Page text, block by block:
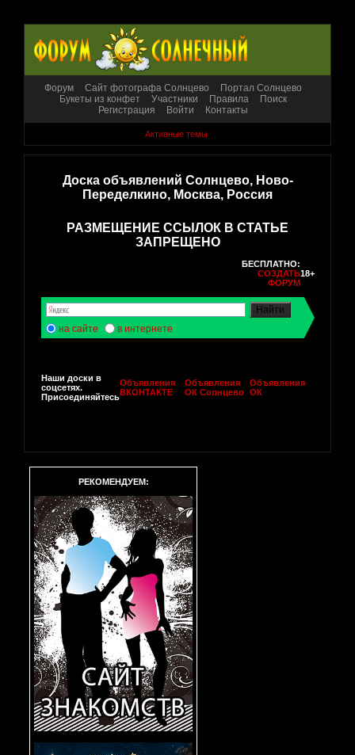
Форум Сайт фотографа Солнцево
Портал Солнцево
Букеты из конфет
Участники Правила
Поиск
Регистрация
Войти Контакты
Активные темы
Доска объявлений Солнцево, Ново-
Переделкино, Москва, Россия
РАЗМЕЩЕНИЕ ССЫЛОК В СТАТЬЕ
ЗАПРЕЩЕНО
БЕСПЛАТНО:
СОЗДАТЬ
ФОРУМ
18+
на сайте в интернете
Наши доски в
соцсетях.
Присоединяйтесь
Объявления
ВКОНТАКТЕ
Объявления
ОК Солнцево
Объявления
ОК
РЕКОМЕНДУЕМ: